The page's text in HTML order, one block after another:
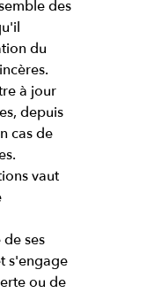
des
du
à jour
depuis
cas de
vaut
ses
s'engage
ou de